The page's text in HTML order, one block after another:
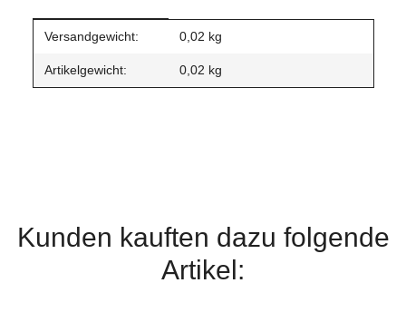
Produkteigenschaft
Wert
Versandgewicht: 0,02 kg
Artikelgewicht: 0,02 kg
Kunden kauften dazu folgende
Artikel: